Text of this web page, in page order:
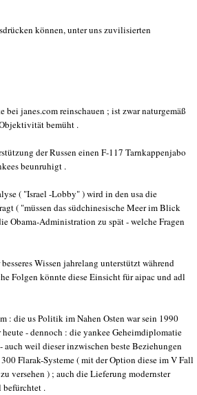
können, unter uns zuvilisierten
janes.com reinschauen ; ist zwar naturgemäß
bemüht .
der Russen einen F-117 Tarnkappenjabo
beunruhigt .
( "Israel -Lobby" ) wird in den usa die
( "müssen das südchinesische Meer im Blick
Obama-Administration zu spät - welche Fragen
Wissen jahrelang unterstützt während
Folgen könnte diese Einsicht für aipac und adl
: die us Politik im Nahen Osten war sein 1990
- dennoch : die yankee Geheimdiplomatie
weil dieser inzwischen beste Beziehungen
Flarak-Systeme ( mit der Option diese im V Fall
versehen ) ; auch die Lieferung modernster
befürchtet .